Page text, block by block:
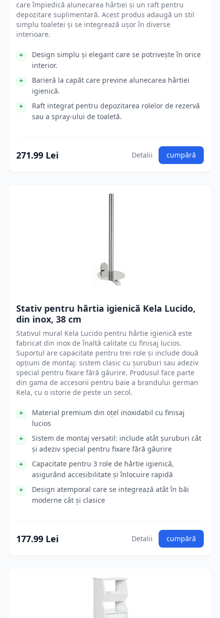
care împiedică alunecarea hârtiei și un raft pentru
depozitare suplimentară. Acest produs adaugă un stil
simplu toaletei și se integrează ușor în diverse
interioare.
Design simplu și elegant care se potrivește în orice
interior.
Barieră la capăt care previne alunecarea hârtiei
igienică.
Raft integrat pentru depozitarea rolelor de rezervă
sau a spray-ului de toaletă.
271.99 Lei Detalii cumpără
Stativ pentru hârtia igienică Kela Lucido,
din inox, 38 cm
Stativul mural Kela Lucido pentru hârtie igienică este
fabricat din inox de înaltă calitate cu finisaj lucios.
Suportul are capacitate pentru trei role și include două
opțiuni de montaj: sistem clasic cu șuruburi sau adeziv
special pentru fixare fără găurire. Produsul face parte
din gama de accesorii pentru baie a brandului german
Kela, cu o istorie de peste un secol.
Material premium din oțel inoxidabil cu finisaj
lucios
Sistem de montaj versatil: include atât șuruburi cât
și adeziv special pentru fixare fără găurire
Capacitate pentru 3 role de hârtie igienică,
asigurând accesibilitate și înlocuire rapidă
Design atemporal care se integrează atât în băi
moderne cât și clasice
177.99 Lei Detalii cumpără